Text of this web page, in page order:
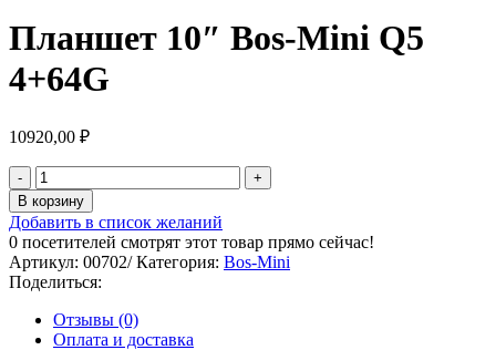
Планшет 10″ Bos-Mini Q5
4+64G
10920,00 ₽
В корзину
Добавить в список желаний
0 посетителей смотрят этот товар прямо сейчас!
Артикул: 00702/Категория: Bos-Mini
Поделиться:
Отзывы (0)
Оплата и доставка